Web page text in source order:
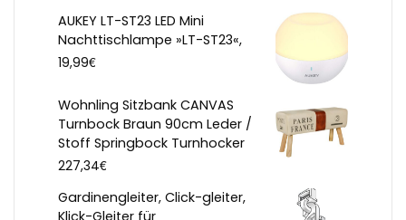
AUKEY LT-ST23 LED Mini
Nachttischlampe »LT-ST23«,
19,99€
Wohnling Sitzbank CANVAS
Turnbock Braun 90cm Leder /
Stoff Springbock Turnhocker
227,34€
Gardinengleiter, Click-gleiter,